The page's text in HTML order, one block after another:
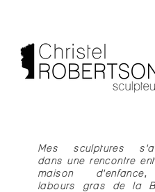
Mes sculptures
dans une rencontre
maison
labours gras de la